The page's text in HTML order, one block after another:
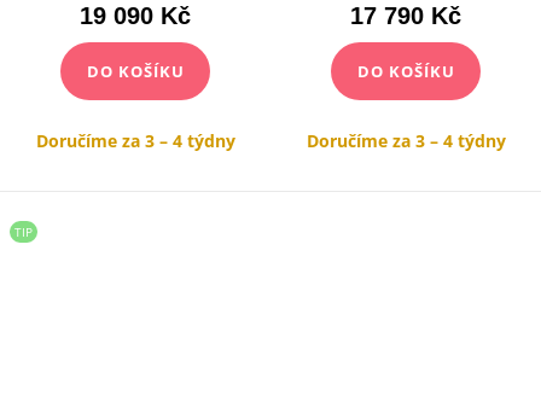
19 090 Kč
DO KOŠÍKU
Doručíme za 3 – 4 týdny
17 790 Kč
DO KOŠÍKU
Doručíme za 3 – 4 týdny
TIP